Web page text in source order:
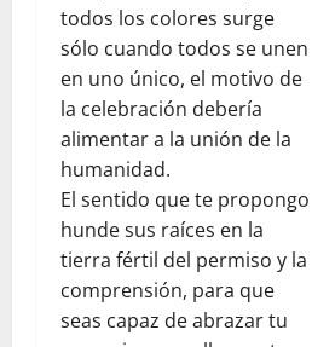
todos los colores surge
sólo cuando todos se unen
en uno único, el motivo de
la celebración debería
alimentar a la unión de la
humanidad.
El sentido que te propongo
hunde sus raíces en la
tierra fértil del permiso y la
comprensión, para que
seas capaz de abrazar tu